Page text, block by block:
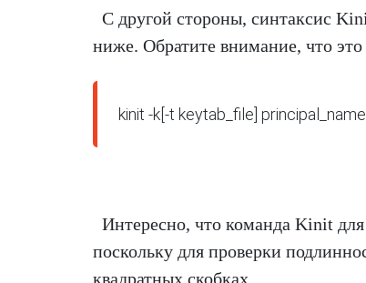
С другой стороны, синтаксис
ниже. Обратите внимание, что это
kinit -k[-t keytab_file] principal_name
Интересно, что команда Kinit
поскольку для проверки
квадратных скобках.